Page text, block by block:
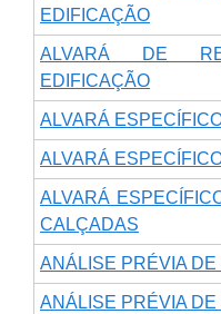
EDIFICAÇÃO
ALVARÁ DE
EDIFICAÇÃO
ALVARÁ
ALVARÁ
ALVARÁ
CALÇADAS
ANÁLISE PRÉVIA
ANÁLISE PRÉVIA